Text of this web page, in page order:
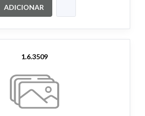
ADICIONAR
1.6.3509